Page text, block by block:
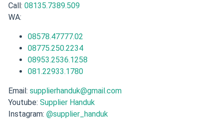
Call: 08135.7389.509
WA:
08578.47777.02
08775.250.2234
08953.2536.1258
081.22933.1780
Email: supplierhanduk@gmail.com
Youtube: Supplier Handuk
Instagram: @supplier_handuk